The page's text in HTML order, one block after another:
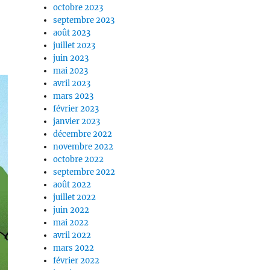
octobre 2023
septembre 2023
août 2023
juillet 2023
juin 2023
mai 2023
avril 2023
mars 2023
février 2023
janvier 2023
décembre 2022
novembre 2022
octobre 2022
septembre 2022
août 2022
juillet 2022
juin 2022
mai 2022
avril 2022
mars 2022
février 2022